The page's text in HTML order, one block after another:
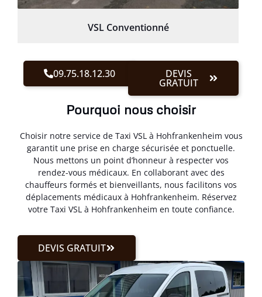
VSL Conventionné
09.75.18.12.30 DEVIS
GRATUIT
Pourquoi nous choisir
Choisir notre service de Taxi VSL à Hohfrankenheim vous
garantit une prise en charge sécurisée et ponctuelle.
Nous mettons un point d’honneur à respecter vos
rendez-vous médicaux. En collaborant avec des
chauffeurs formés et bienveillants, nous facilitons vos
déplacements médicaux à Hohfrankenheim. Réservez
votre Taxi VSL à Hohfrankenheim en toute confiance.
DEVIS GRATUIT